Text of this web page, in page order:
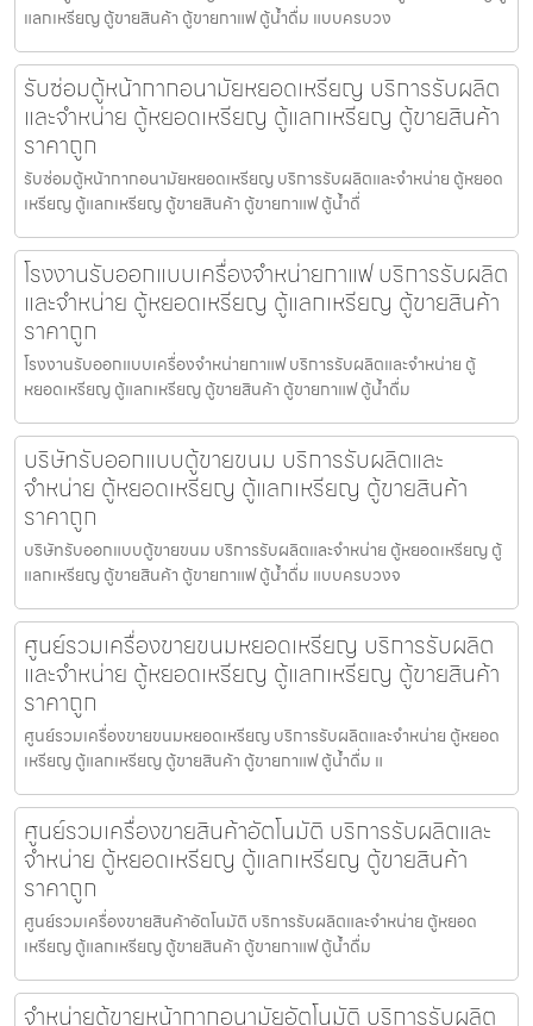
แลกเหรียญ ตู้ขายสินค้า ตู้ขายกาแฟ ตู้น้ำดื่ม แบบครบวง
รับซ่อมตู้หน้ากากอนามัยหยอดเหรียญ​​ บริการรับผลิต
และจำหน่าย ตู้หยอดเหรียญ ตู้แลกเหรียญ ตู้ขายสินค้า
ราคาถูก
รับซ่อมตู้หน้ากากอนามัยหยอดเหรียญ​​ บริการรับผลิตและจำหน่าย ตู้หยอด
เหรียญ ตู้แลกเหรียญ ตู้ขายสินค้า ตู้ขายกาแฟ ตู้น้ำดื่
โรงงานรับออกแบบเครื่องจำหน่ายกาแฟ บริการรับผลิต
และจำหน่าย ตู้หยอดเหรียญ ตู้แลกเหรียญ ตู้ขายสินค้า
ราคาถูก
โรงงานรับออกแบบเครื่องจำหน่ายกาแฟ บริการรับผลิตและจำหน่าย ตู้
หยอดเหรียญ ตู้แลกเหรียญ ตู้ขายสินค้า ตู้ขายกาแฟ ตู้น้ำดื่ม
บริษัทรับออกแบบตู้ขายขนม บริการรับผลิตและ
จำหน่าย ตู้หยอดเหรียญ ตู้แลกเหรียญ ตู้ขายสินค้า
ราคาถูก
บริษัทรับออกแบบตู้ขายขนม บริการรับผลิตและจำหน่าย ตู้หยอดเหรียญ ตู้
แลกเหรียญ ตู้ขายสินค้า ตู้ขายกาแฟ ตู้น้ำดื่ม แบบครบวงจ
ศูนย์รวมเครื่องขายขนมหยอดเหรียญ​ บริการรับผลิต
และจำหน่าย ตู้หยอดเหรียญ ตู้แลกเหรียญ ตู้ขายสินค้า
ราคาถูก
ศูนย์รวมเครื่องขายขนมหยอดเหรียญ​ บริการรับผลิตและจำหน่าย ตู้หยอด
เหรียญ ตู้แลกเหรียญ ตู้ขายสินค้า ตู้ขายกาแฟ ตู้น้ำดื่ม แ
ศูนย์รวมเครื่องขายสินค้า​อัตโนมัติ บริการรับผลิตและ
จำหน่าย ตู้หยอดเหรียญ ตู้แลกเหรียญ ตู้ขายสินค้า
ราคาถูก
ศูนย์รวมเครื่องขายสินค้า​อัตโนมัติ บริการรับผลิตและจำหน่าย ตู้หยอด
เหรียญ ตู้แลกเหรียญ ตู้ขายสินค้า ตู้ขายกาแฟ ตู้น้ำดื่ม
จำหน่ายตู้ขายหน้ากากอนามัย​อัตโนมัติ บริการรับผลิต